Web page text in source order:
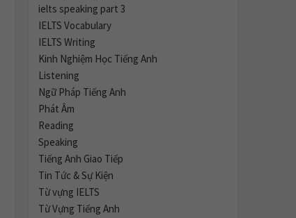
ielts speaking part 3
IELTS Vocabulary
IELTS Writing
Kinh Nghiệm Học Tiếng Anh
Listening
Ngữ Pháp Tiếng Anh
Phát Âm
Reading
Speaking
Tiếng Anh Giao Tiếp
Tin Tức & Sự Kiện
Từ vựng IELTS
Từ Vựng Tiếng Anh